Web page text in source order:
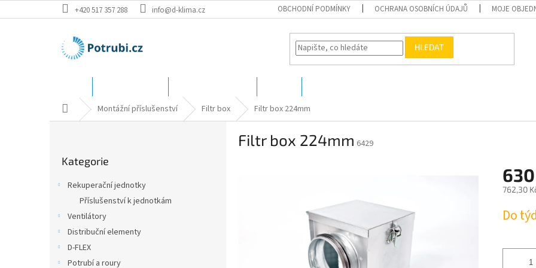
na
+420 517 357 288 info@d-klima.cz OBCHODNÍ PODMÍNKY OCHRANA OSOBNÍCH ÚDAJŮ MOJE
HLEDAT
Domů Montážní příslušenství Filtr box Filtr box 224mm
kategorie
Kategorie
Rekuperační jednotky
Příslušenství k jednotkám
Ventilátory
Distribuční elementy
D-FLEX
Potrubí a roury
Filtr box 224mm 6429
762,30
cena:
Do